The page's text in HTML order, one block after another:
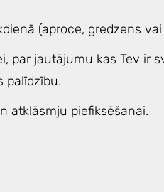
(aproce, gredzens vai
par jautājumu kas Tev ir
palīdzību.
atklāsmju piefiksēšanai.